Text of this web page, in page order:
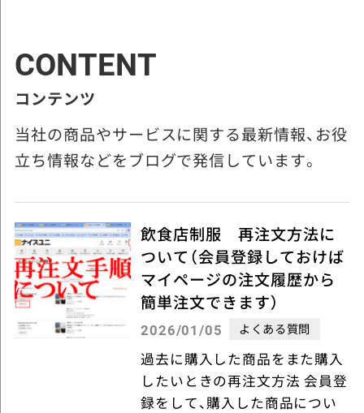
CONTENT
コンテンツ
当社の商品やサービスに関する最新情報、お役
立ち情報などをブログで発信しています。
飲食店制服 再注文方法に
ついて（会員登録しておけば
マイページの注文履歴から
簡単注文できます）
2026/01/05 よくある質問
過去に購入した商品をまた購入
したいときの再注文方法 会員登
録をして、購入した商品につい